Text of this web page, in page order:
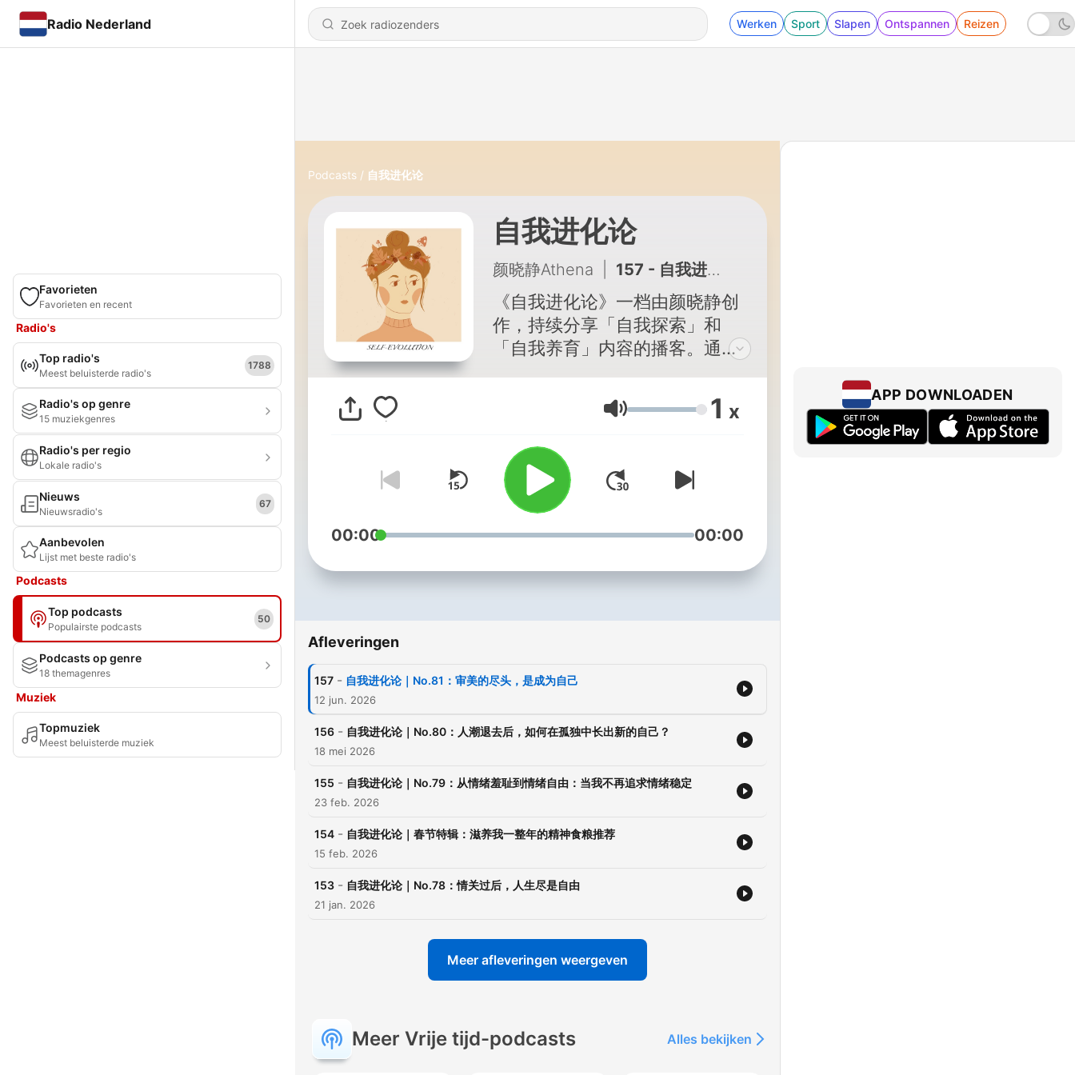
Radio Nederland Werken Sport Slapen Ontspannen Reizen
Favorieten
Favorieten en recent
Radio's
Top radio's
Meest beluisterde radio's
1788
Radio's op genre
15 muziekgenres
Radio's per regio
Lokale radio's
Nieuws
Nieuwsradio's
67
Aanbevolen
Lijst met beste radio's
Podcasts
Top podcasts
Populairste podcasts
50
Podcasts op genre
18 themagenres
Muziek
Topmuziek
Meest beluisterde muziek
Podcasts 自我进化论
自我进化论
颜晓静Athena 157 - 自我进化论｜No.81：审美的尽头，是成为自己
《自我进化论》一档由颜晓静创
作，持续分享「自我探索」和
「自我养育」内容的播客。通过
悟，启发更多人自我觉醒和向内
探索，拥抱真实自我，活出丰盛
和喜马拉雅等平台订阅，全平台
同步更新中 : ) 官方账号：自我进
化论播客（抖音/小红书/视频
号） 主播：颜晓静Athena（公众
Volume 1 x
00:00 00:00
Afleveringen
157 - 自我进化论｜No.81：审美的尽头，是成为自己
12 jun. 2026
156 - 自我进化论｜No.80：人潮退去后，如何在孤独中长出新的自己？
18 mei 2026
155 - 自我进化论｜No.79：从情绪羞耻到情绪自由：当我不再追求情绪稳定
23 feb. 2026
154 - 自我进化论｜春节特辑：滋养我一整年的精神食粮推荐
15 feb. 2026
153 - 自我进化论｜No.78：情关过后，人生尽是自由
21 jan. 2026
Meer afleveringen weergeven
Meer Vrije tijd-podcasts Alles bekijken
APP DOWNLOADEN